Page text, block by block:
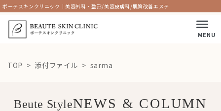
ボーテスキンクリニック｜美容外科・整形/美容皮膚科/肌質改善エステ
MENU
TOP 添付ファイル sarma
Beute Style